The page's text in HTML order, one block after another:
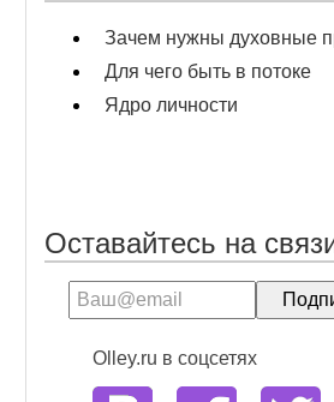
Зачем нужны духовные
Для чего быть в потоке
Ядро личности
Оставайтесь на
Olley.ru в соцсетях